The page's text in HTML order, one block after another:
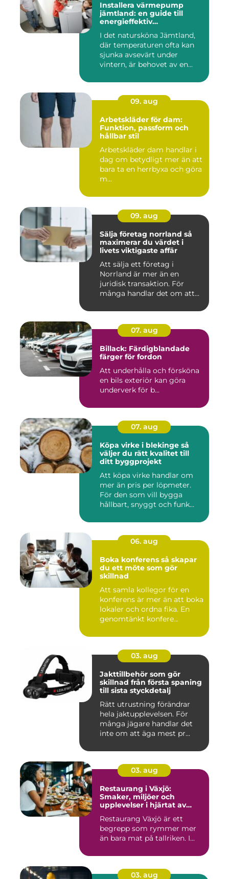
Installera värmepump
jämtland: en guide till
energieffektiv
I det natursköna Jämtland,
där temperaturen ofta kan
sjunka avsevärt under
vintern, är behovet av en...
09. aug
Arbetskläder för dam:
Funktion, passform och
hållbar stil
Arbetskläder dam handlar i
dag om betydligt mer än att
bara ta en herrbyxa och göra
m...
09. aug
Sälja företag norrland så
maximerar du värdet i
livets viktigaste affär
Att sälja ett företag i
Norrland är mer än en
juridisk transaktion. För
många handlar det om att
07. aug
Billack: Färdigblandade
färger för fordon
Att underhålla och försköna
en bils exteriör kan göra
underverk för b...
07. aug
Köpa virke i blekinge så
väljer du rätt kvalitet till
ditt byggprojekt
Att köpa virke handlar om
mer än pris per löpmeter.
För den som vill bygga
hållbart, snyggt och funk...
06. aug
Boka konferens så skapar
du ett möte som gör
skillnad
Att samla kollegor för en
konferens är mer än att boka
lokaler och ordna fika. En
genomtänkt konfere...
03. aug
Jakttillbehör som gör
skillnad från första spaning
till sista styckdetalj
Rätt utrustning förändrar
hela jaktupplevelsen. För
många jägare handlar det
inte om att äga mest pr...
03. aug
Restaurang i Växjö:
Smaker, miljöer och
upplevelser i hjärtat av
Restaurang Växjö är ett
begrepp som rymmer mer
än bara mat på tallriken. I...
03. aug